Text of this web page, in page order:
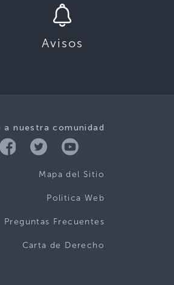
Avisos
a nuestra comunidad
Mapa del Sitio
Politica Web
Preguntas Frecuentes
Carta de Derecho